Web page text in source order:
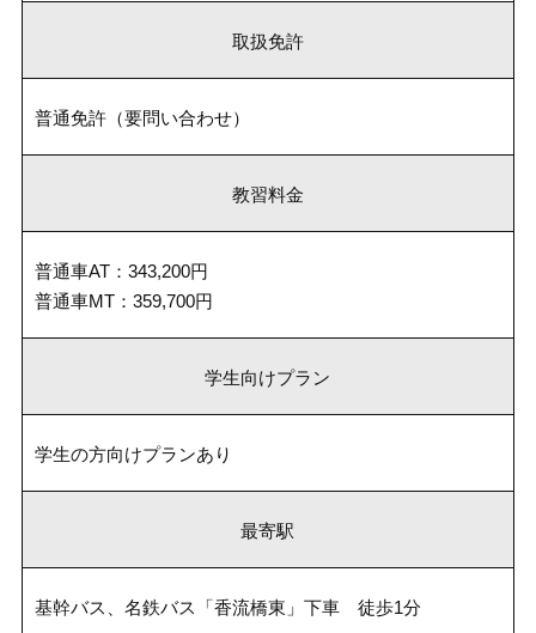
取扱免許
普通免許（要問い合わせ）
教習料金
普通車AT：343,200円
普通車MT：359,700円
学生向けプラン
学生の方向けプランあり
最寄駅
基幹バス、名鉄バス「香流橋東」下車 徒歩1分